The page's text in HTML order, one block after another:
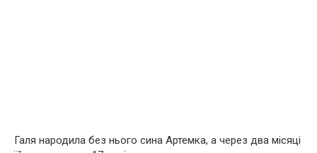
Галя народила без нього сина Артемка, а через два місяці